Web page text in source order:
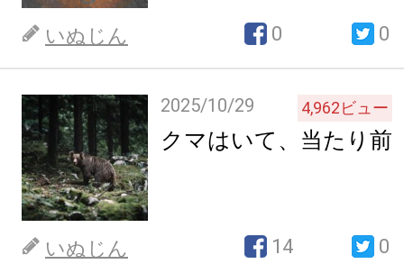
いぬじん 0 0
2025/10/29 4,962ビュー
クマはいて、当たり前
いぬじん 14 0